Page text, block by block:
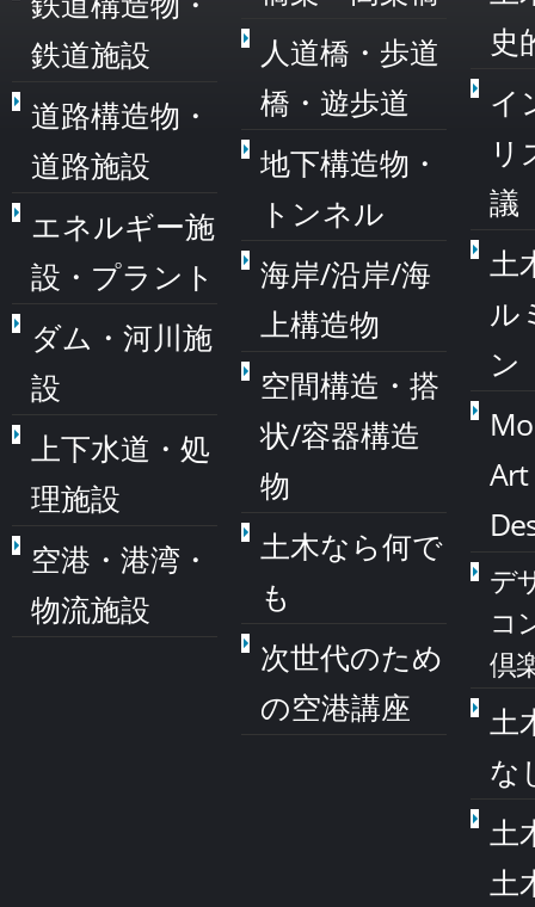
鉄道施設
道路構造物・
道路施設
エネルギー施
設・プラント
ダム・河川施
設
上下水道・処
理施設
空港・港湾・
物流施設
人道橋・歩道
橋・遊歩道
地下構造物・
トンネル
海岸/沿岸/海
上構造物
空間構造・搭
状/容器構造
物
土木なら何で
も
次世代のため
の空港講座
史
イ
リ
議
土
ル
ン
デ
コ
倶
土
な
土
土